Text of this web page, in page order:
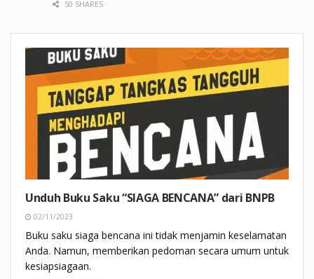
50 SHARES
Unduh Buku Saku “SIAGA BENCANA” dari BNPB
02/11/2023
Buku saku siaga bencana ini tidak menjamin keselamatan
Anda. Namun, memberikan pedoman secara umum untuk
kesiapsiagaan.